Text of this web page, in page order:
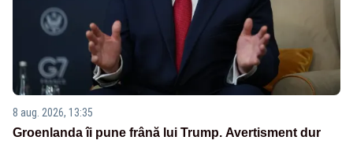
8 aug. 2026, 13:35
Groenlanda îi pune frână lui Trump. Avertisment dur